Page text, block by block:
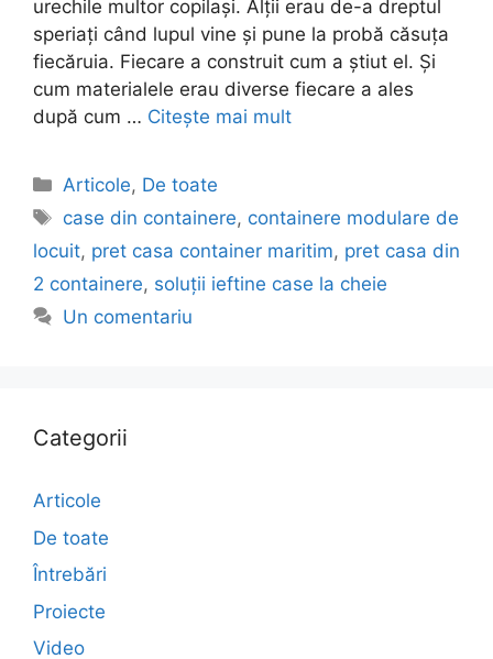
urechile multor copilași. Alții erau de-a dreptul
speriați când lupul vine și pune la probă căsuța
fiecăruia. Fiecare a construit cum a știut el. Și
cum materialele erau diverse fiecare a ales
după cum … Citește mai mult
Articole, De toate
case din containere, containere modulare de
locuit, pret casa container maritim, pret casa din
2 containere, soluții ieftine case la cheie
Un comentariu
Categorii
Articole
De toate
Întrebări
Proiecte
Video